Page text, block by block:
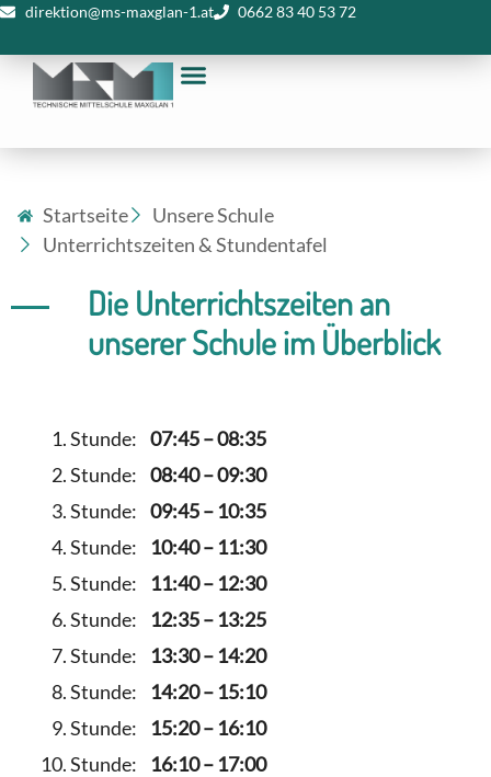
direktion@ms-maxglan-1.at 0662 83 40 53 72
Startseite
Unsere Schule
Unterrichtszeiten & Stundentafel
Die Unterrichtszeiten an
unserer Schule im Überblick
Stunde: 07:45 – 08:35
Stunde: 08:40 – 09:30
Stunde: 09:45 – 10:35
Stunde: 10:40 – 11:30
Stunde: 11:40 – 12:30
Stunde: 12:35 – 13:25
Stunde: 13:30 – 14:20
Stunde: 14:20 – 15:10
Stunde: 15:20 – 16:10
Stunde: 16:10 – 17:00